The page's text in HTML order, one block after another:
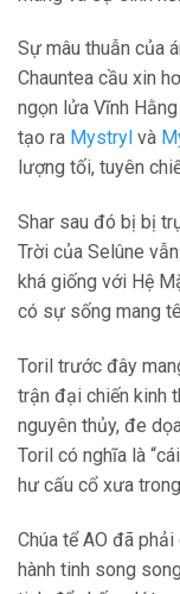
Sự mâu thuẫn của
Chauntea cầu xin
ngọn lửa Vĩnh
tạo ra Mystryl và
lượng tối, tuyên
Shar sau đó bị bị
Trời của Selûne
khá giống với Hệ
có sự sống mang
Toril trước đây
trận đại chiến kinh
nguyên thủy, đe
Toril có nghĩa là
hư cấu cổ xưa
Chúa tể AO đã
hành tinh song